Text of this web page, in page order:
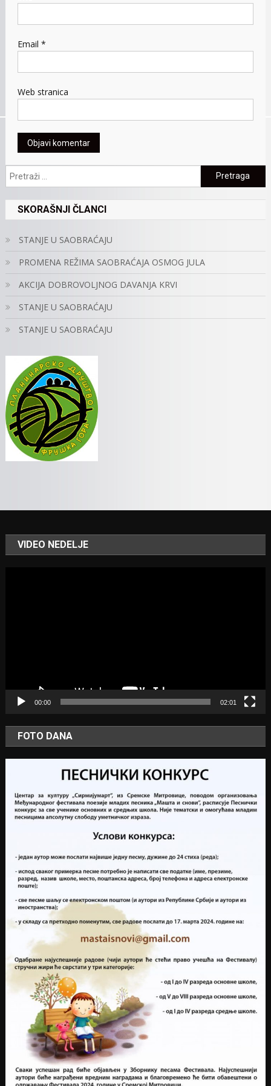
Email *
Web stranica
Pretraga:
SKORAŠNJI ČLANCI
STANJE U SAOBRAĆAJU
PROMENA REŽIMA SAOBRAĆAJA OSMOG JULA
AKCIJA DOBROVOLJNOG DAVANJA KRVI
STANJE U SAOBRAĆAJU
STANJE U SAOBRAĆAJU
VIDEO NEDELJE
00:00 02:01
FOTO DANA